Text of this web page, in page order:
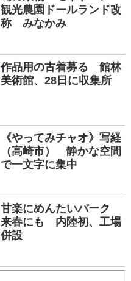
観光農園ドールランド改
称 みなかみ
作品用の古着募る 館林
美術館、28日に収集所
《やってみチャオ》写経
（高崎市） 静かな空間
で一文字に集中
甘楽にめんたいパーク
来春にも 内陸初、工場
併設